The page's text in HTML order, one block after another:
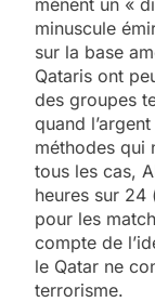
minuscule
sur la base
Qataris ont
des groupes
quand
méthodes qui
tous les cas,
heures sur 24
pour les
compte de
le Qatar ne
terrorisme.